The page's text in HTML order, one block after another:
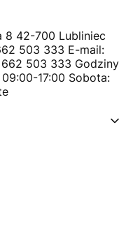
8 42-700 Lubliniec
503 333 E-mail:
503 333 Godziny
17:00 Sobota: